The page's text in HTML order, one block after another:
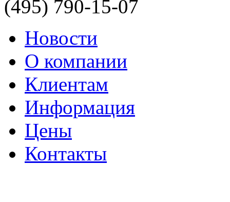
(495) 790-15-07
Новости
О компании
Клиентам
Информация
Цены
Контакты